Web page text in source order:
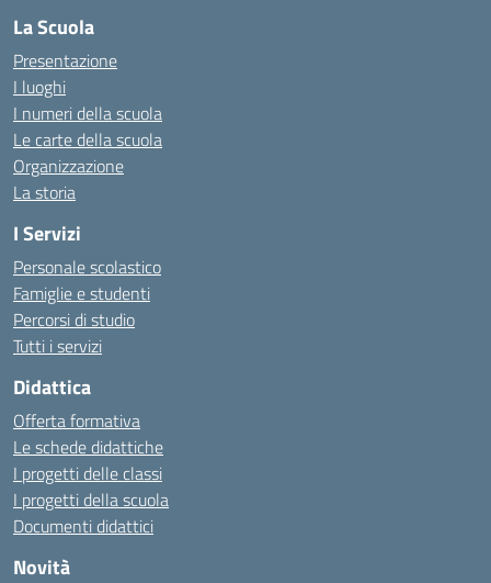
La Scuola
Presentazione
I luoghi
I numeri della scuola
Le carte della scuola
Organizzazione
La storia
I Servizi
Personale scolastico
Famiglie e studenti
Percorsi di studio
Tutti i servizi
Didattica
Offerta formativa
Le schede didattiche
I progetti delle classi
I progetti della scuola
Documenti didattici
Novità